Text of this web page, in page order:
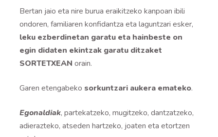
Bertan jaio eta nire burua eraikitzeko kanpoan ibili
ondoren, familiaren konfidantza eta laguntzari esker,
leku ezberdinetan garatu eta hainbeste on
egin didaten ekintzak garatu ditzaket
SORTETXEAN orain.
Garen etengabeko sorkuntzari aukera emateko.
Egonaldiak, partekatzeko, mugitzeko, dantzatzeko,
adierazteko, atseden hartzeko, joaten eta etortzen